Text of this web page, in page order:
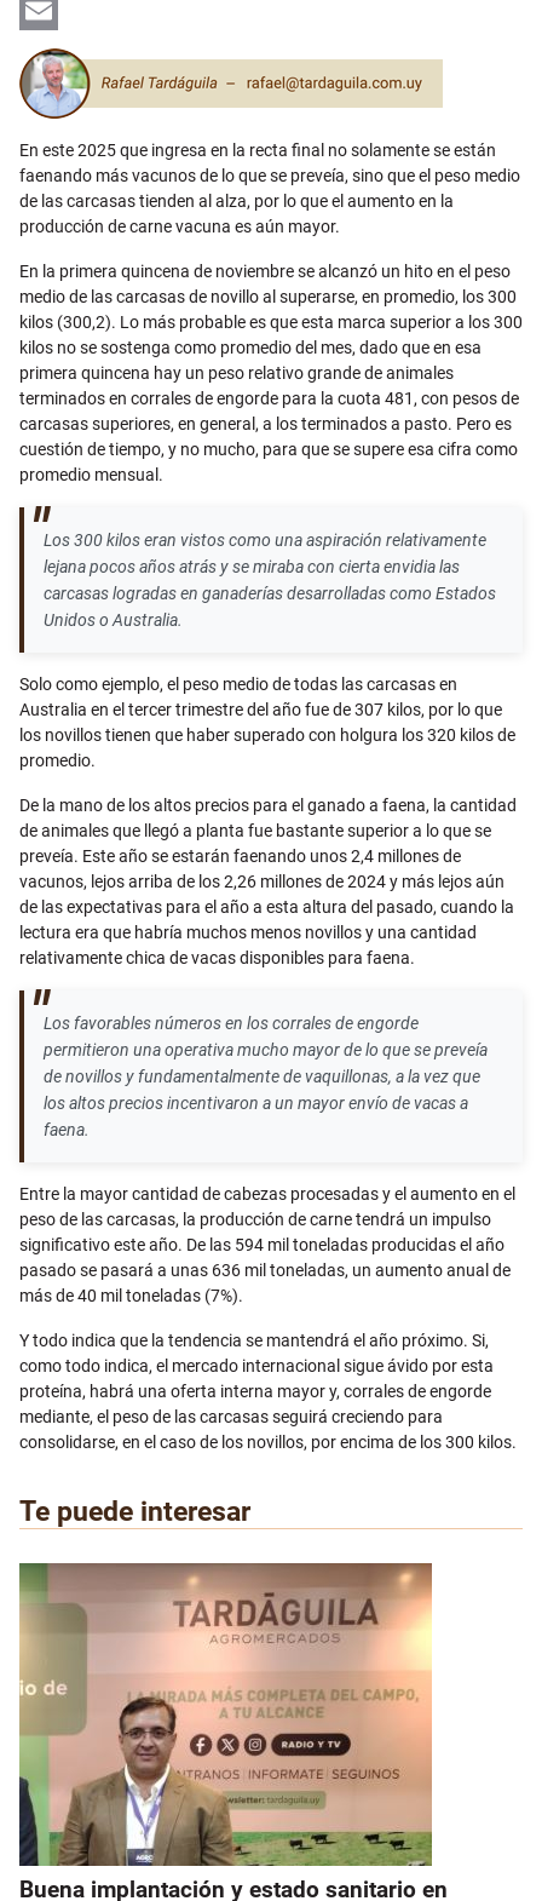
LinkedIn
Email
En este 2025 que ingresa en la recta final no solamente se están
faenando más vacunos de lo que se preveía, sino que el peso medio
de las carcasas tienden al alza, por lo que el aumento en la
producción de carne vacuna es aún mayor.
En la primera quincena de noviembre se alcanzó un hito en el peso
medio de las carcasas de novillo al superarse, en promedio, los 300
kilos (300,2). Lo más probable es que esta marca superior a los 300
kilos no se sostenga como promedio del mes, dado que en esa
primera quincena hay un peso relativo grande de animales
terminados en corrales de engorde para la cuota 481, con pesos de
carcasas superiores, en general, a los terminados a pasto. Pero es
cuestión de tiempo, y no mucho, para que se supere esa cifra como
promedio mensual.
Los 300 kilos eran vistos como una aspiración relativamente
lejana pocos años atrás y se miraba con cierta envidia las
carcasas logradas en ganaderías desarrolladas como Estados
Unidos o Australia.
Solo como ejemplo, el peso medio de todas las carcasas en
Australia en el tercer trimestre del año fue de 307 kilos, por lo que
los novillos tienen que haber superado con holgura los 320 kilos de
promedio.
De la mano de los altos precios para el ganado a faena, la cantidad
de animales que llegó a planta fue bastante superior a lo que se
preveía. Este año se estarán faenando unos 2,4 millones de
vacunos, lejos arriba de los 2,26 millones de 2024 y más lejos aún
de las expectativas para el año a esta altura del pasado, cuando la
lectura era que habría muchos menos novillos y una cantidad
relativamente chica de vacas disponibles para faena.
Los favorables números en los corrales de engorde
permitieron una operativa mucho mayor de lo que se preveía
de novillos y fundamentalmente de vaquillonas, a la vez que
los altos precios incentivaron a un mayor envío de vacas a
faena.
Entre la mayor cantidad de cabezas procesadas y el aumento en el
peso de las carcasas, la producción de carne tendrá un impulso
significativo este año. De las 594 mil toneladas producidas el año
pasado se pasará a unas 636 mil toneladas, un aumento anual de
más de 40 mil toneladas (7%).
Y todo indica que la tendencia se mantendrá el año próximo. Si,
como todo indica, el mercado internacional sigue ávido por esta
proteína, habrá una oferta interna mayor y, corrales de engorde
mediante, el peso de las carcasas seguirá creciendo para
consolidarse, en el caso de los novillos, por encima de los 300 kilos.
Te puede interesar
Buena implantación y estado sanitario en